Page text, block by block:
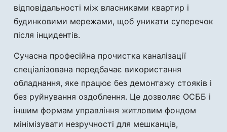
відповідальності між власниками квартир і
будинковими мережами, щоб уникати суперечок
після інцидентів.
Сучасна професійна прочистка каналізації
спеціалізована передбачає використання
обладнання, яке працює без демонтажу стояків і
без руйнування оздоблення. Це дозволяє ОСББ і
іншим формам управління житловим фондом
мінімізувати незручності для мешканців,